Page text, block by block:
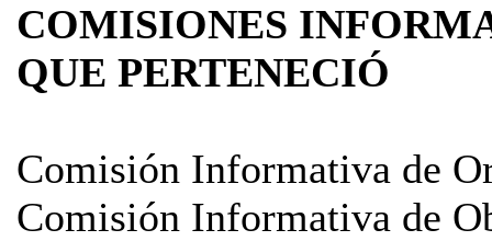
COMISIONES
QUE PERTENECIÓ
Comisión Informativa de
Comisión Informativa de